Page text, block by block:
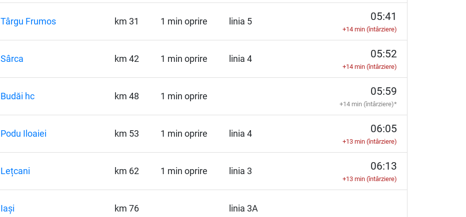
Târgu Frumos km 31 1 min oprire linia 5 05:41
+14 min (întârziere)
Sârca km 42 1 min oprire linia 4 05:52
+14 min (întârziere)
Budăi hc km 48 1 min oprire 05:59
+14 min (întârziere)*
Podu Iloaiei km 53 1 min oprire linia 4 06:05
+13 min (întârziere)
Lețcani km 62 1 min oprire linia 3 06:13
+13 min (întârziere)
Iași km 76 linia 3A